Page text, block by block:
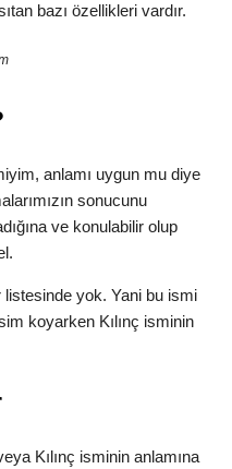
bazı özellikleri vardır.
anlamı uygun mu diye
sonucunu
ve konulabilir olup
listesinde yok. Yani bu ismi
koyarken Kılınç isminin
Kılınç isminin anlamına